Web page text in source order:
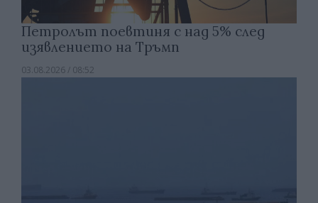
Петролът поевтиня с над 5% след
изявлението на Тръмп
03.08.2026 / 08:52